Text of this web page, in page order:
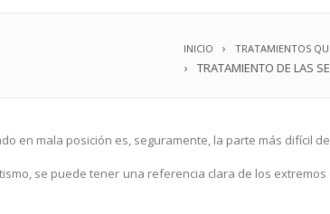
INICIO TRATAMIENTOS
TRATAMIENTO DE LAS
en mala posición es, seguramente, la parte más difícil
se puede tener una referencia clara de los